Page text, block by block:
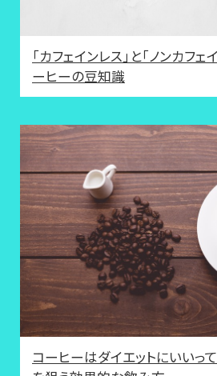
「カフェインレス」と「ノンカフェ
ーヒーの豆知識
コーヒーはダイエットにいいっ